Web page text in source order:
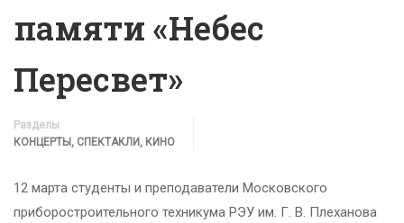
памяти «Небес
Пересвет»
Разделы
КОНЦЕРТЫ, СПЕКТАКЛИ, КИНО
12 марта студенты и преподаватели Московского
приборостроительного техникума РЭУ им. Г. В. Плеханова